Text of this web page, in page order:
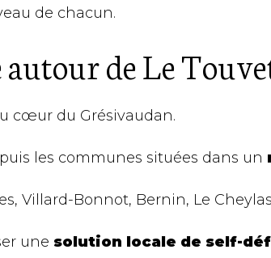
de chacun.
de Le
cœur du Grésivaudan.
les communes situées dans un
Villard-Bonnot, Bernin, Le
une solution locale de self-